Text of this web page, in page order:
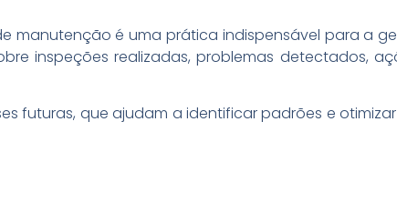
manutenção é uma prática indispensável para a
inspeções realizadas, problemas detectados,
futuras, que ajudam a identificar padrões e